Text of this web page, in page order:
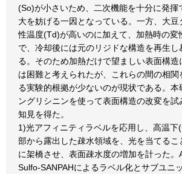
(So)が小さいため、二次機能を十分に発揮
大を妨げる一因となっている。一方、大豆
性温度(Td)が高いのに加えて、加熱時の変
で、冷却後には元のリジドな構造を再生し
る。そのため加熱だけで望ましい表面構造
は困難と考えられたが、これらの間の相関
る実験的根拠が少ないのが現状である。本
ングリシニンを使って表面構造の改変を試
知見を得た。
1)光アフィニティラベルを応用し、高温
部から露出した疎水領域を、光を当てるこ
に架橋させ、表面疎水度の増加を計った。
Sulfo-SANPAHによるラベル化とサブユニ